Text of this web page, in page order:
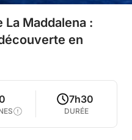
Maddalena :
en
7h30
DURÉE